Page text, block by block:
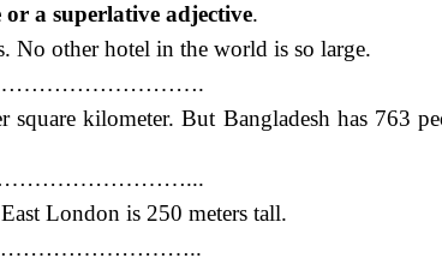
a superlative adjective.
No other hotel in the world is so large.
kilometer. But Bangladesh has 763
London is 250 meters tall.